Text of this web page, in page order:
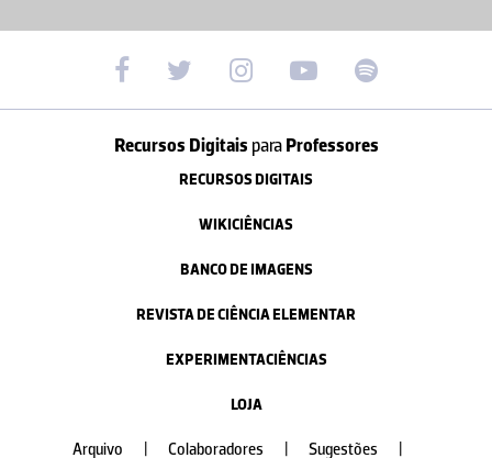
Recursos Digitais paraProfessores
RECURSOS DIGITAIS
WIKICIÊNCIAS
BANCO DE IMAGENS
REVISTA DE CIÊNCIA ELEMENTAR
EXPERIMENTACIÊNCIAS
LOJA
Arquivo Colaboradores Sugestões